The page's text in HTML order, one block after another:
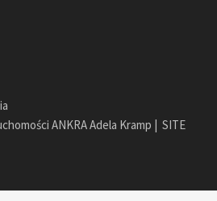
ANKRA Adela Kramp | SITE